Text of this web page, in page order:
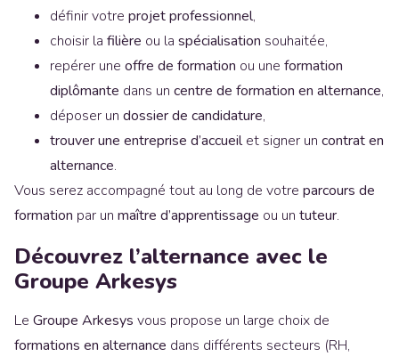
définir votre projet professionnel,
choisir la filière ou la spécialisation souhaitée,
repérer une offre de formation ou une formation
diplômante dans un centre de formation en alternance,
déposer un dossier de candidature,
trouver une entreprise d’accueilet signer un contrat en
alternance.
Vous serez accompagné tout au long de votre parcours de
formation par un maître d’apprentissage ou un tuteur.
Découvrez l’alternance avec le
Groupe Arkesys
Le Groupe Arkesys vous propose un large choix de
formations en alternance dans différents secteurs (RH,